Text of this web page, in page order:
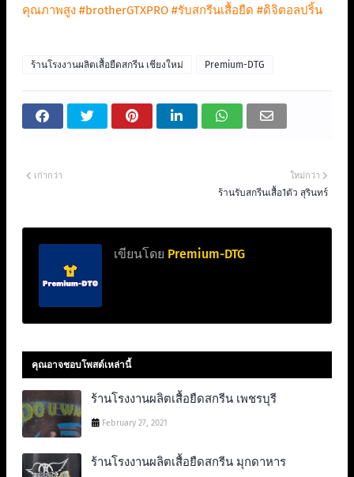
คุณภาพสูง #brotherGTXPRO #รับสกรีนเสื้อยืด #ดิจิตอลปริ้น
ร้านโรงงานผลิตเสื้อยืดสกรีน เชียงใหม่ Premium-DTG
ใหม่กว่า
ร้านรับสกรีนเสื้อ1ตัว สุรินทร์
เก่ากว่า
เขียนโดย Premium-DTG
คุณอาจชอบโพสต์เหล่านี้
ร้านโรงงานผลิตเสื้อยืดสกรีน เพชรบุรี
February 27, 2021
ร้านโรงงานผลิตเสื้อยืดสกรีน มุกดาหาร